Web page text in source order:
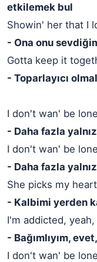
etkilemek bul
Showin' her that I
- Ona onu
Gotta keep it
- Toparlayıcı
I don't wan' be
- Daha fazla
I don't wan' be
- Daha fazla
She picks my
- Kalbimi yerden
I'm addicted,
- Bağımlıyım,
I don't wan' be